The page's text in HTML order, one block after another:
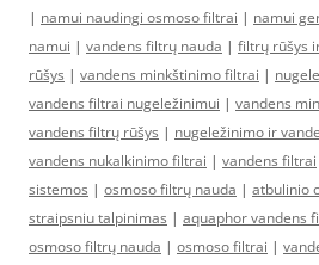
| namui naudingi osmoso filtrai | namui
namui | vandens filtrų nauda | filtrų rūšys
rūšys | vandens minkštinimo filtrai |
vandens filtrai nugeležinimui | vandens
vandens filtrų rūšys | nugeležinimo ir
vandens nukalkinimo filtrai | vandens filtrai
sistemos | osmoso filtrų nauda | atbulinio
straipsniu talpinimas | aquaphor vandens
osmoso filtrų nauda | osmoso filtrai |